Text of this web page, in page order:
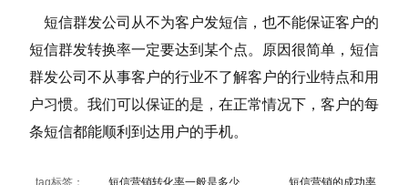
短信群发公司从不为客户发短信，也不能保证客户的
短信群发转换率一定要达到某个点。原因很简单，短信
群发公司不从事客户的行业不了解客户的行业特点和用
户习惯。我们可以保证的是，在正常情况下，客户的每
条短信都能顺利到达用户的手机。
tag标签： 短信营销转化率一般是多少 短信营销的成功率